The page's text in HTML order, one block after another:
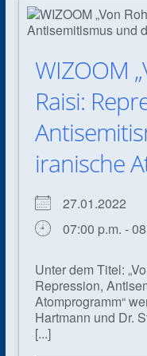
WIZOOM
Raisi:
iranische
27.01.2022
07:00 p.m. -
Unter dem Titel:
Repression,
Atomprogramm“
Hartmann und Dr.
[...]